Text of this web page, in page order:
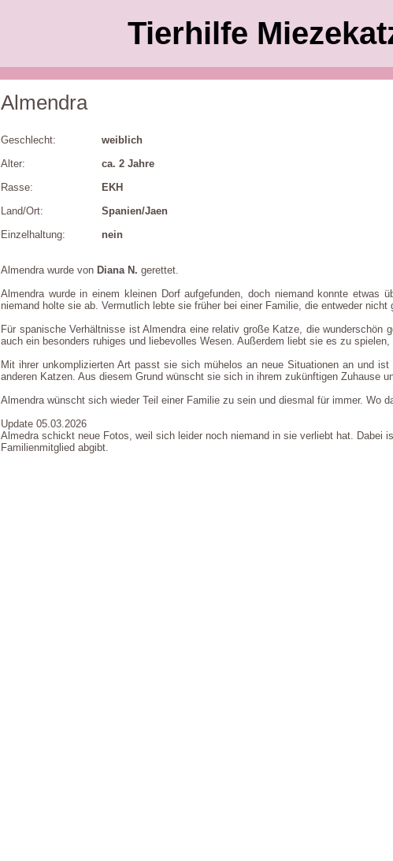
Tierhilfe
Almendra
Geschlecht:
weiblich
Alter:
ca. 2 Jahre
Rasse:
EKH
Land/Ort:
Spanien/Jaen
Einzelhaltung:
nein
Almendra wurde von Diana N. gerettet.
Almendra wurde in einem kleinen Dorf aufgefunden, doch niemand konnte etwas
niemand holte sie ab. Vermutlich lebte sie früher bei einer Familie, die entweder
Für spanische Verhältnisse ist Almendra eine relativ große Katze, die
auch ein besonders ruhiges und liebevolles Wesen. Außerdem liebt sie es zu
Mit ihrer unkomplizierten Art passt sie sich mühelos an neue Situationen an und
anderen Katzen. Aus diesem Grund wünscht sie sich in ihrem zukünftigen Zuhause
Almendra wünscht sich wieder Teil einer Familie zu sein und diesmal für immer. Wo
Update 05.03.2026
Almedra schickt neue Fotos, weil sich leider noch niemand in sie verliebt hat.
Familienmitglied abgibt.